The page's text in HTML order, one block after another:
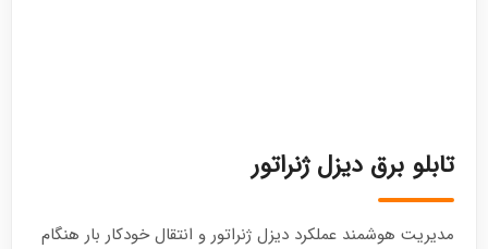
تابلو برق دیزل ژنراتور
مدیریت هوشمند عملکرد دیزل ژنراتور و انتقال خودکار بار هنگام